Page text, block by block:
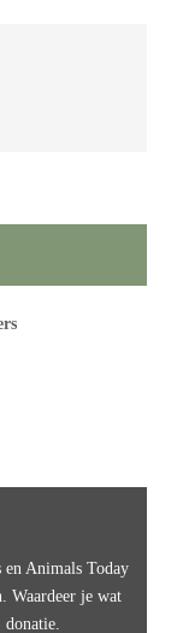
Animals Today
Waardeer je wat
donatie.